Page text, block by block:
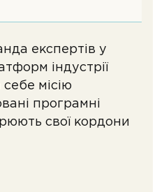
експертів у
індустрії
місію
програмні
свої кордони